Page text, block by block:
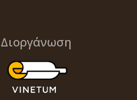
Διοργάνωση